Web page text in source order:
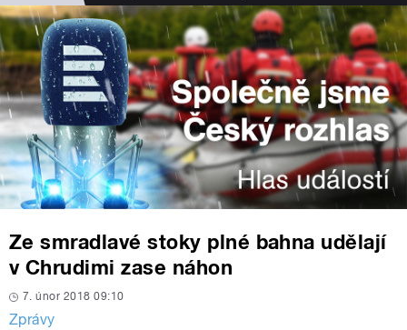
Ze smradlavé stoky plné bahna udělají
v Chrudimi zase náhon
7. únor 2018 09:10
Zprávy